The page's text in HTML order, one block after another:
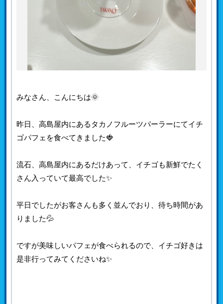
みなさん、こんにちは🌞
昨日、高島屋内にあるタカノフルーツパーラーにてイチ
ゴパフェを食べてきました🍓
流石、高島屋内にあるだけあって、イチゴも新鮮でたく
さん入っていて最高でした✨
平日でしたがお客さんも多く並んでおり、待ち時間があ
りました💦
ですが美味しいパフェが食べられるので、イチゴ好きは
是非行ってみてくださいね✨